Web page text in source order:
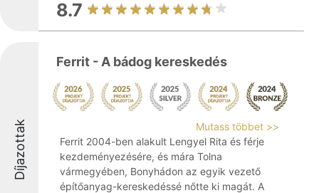
8.7
Díjazottak
Ferrit - A bádog kereskedés
Mutass többet >>
Ferrit 2004-ben alakult Lengyel Rita és férje
kezdeményezésére, és mára Tolna
vármegyében, Bonyhádon az egyik vezető
építőanyag-kereskedéssé nőtte ki magát. A